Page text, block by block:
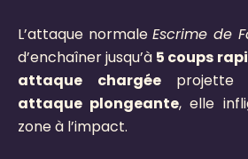
L’attaque normaleEscrime de
d’enchaîner jusqu’à 5 coups
attaque chargéeprojette
attaque plongeante, elle
zone à l’impact.